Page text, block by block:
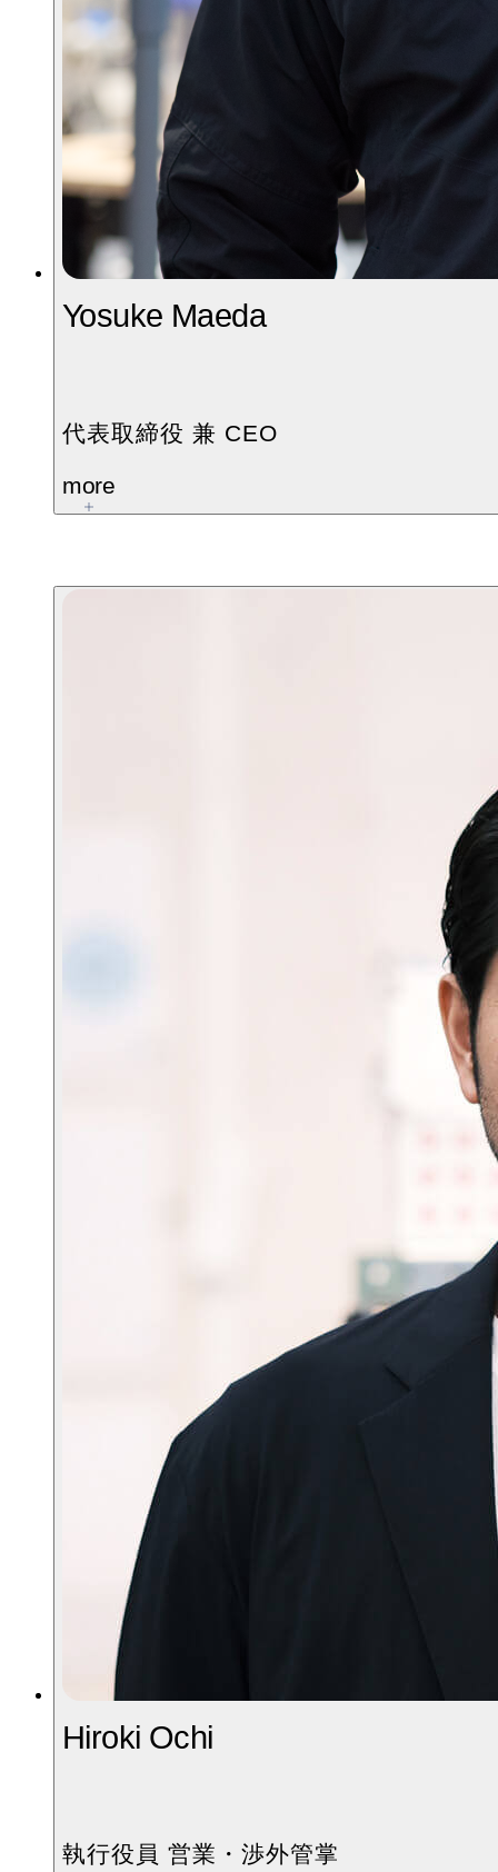
Yosuke Maeda
代表取締役 兼 CEO
more
Hiroki Ochi
執行役員 営業・渉外管掌